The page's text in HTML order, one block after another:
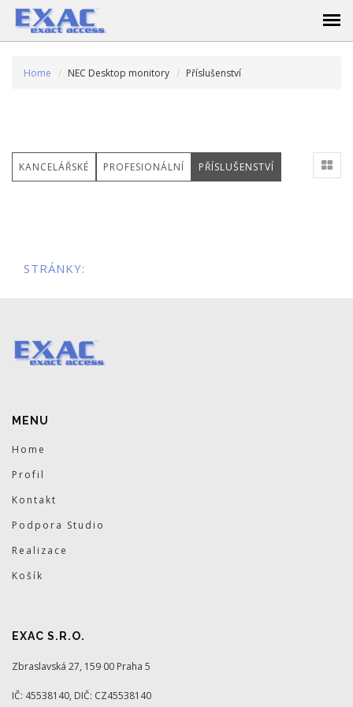
Home NEC Desktop monitory Příslušenství
KANCELÁŘSKÉ PROFESIONÁLNÍ PŘÍSLUŠENSTVÍ
STRÁNKY:
MENU
Home
Profil
Kontakt
Podpora Studio
Realizace
Košík
EXAC S.R.O.
Zbraslavská 27, 159 00 Praha 5
IČ: 45538140, DIČ: CZ45538140